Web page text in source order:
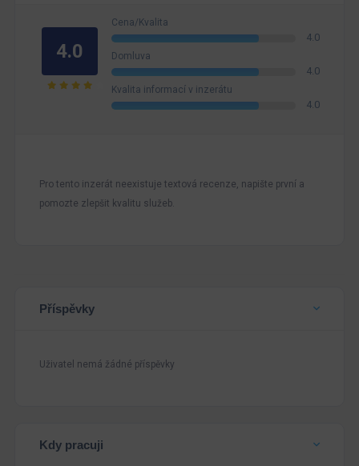
4.0
Cena/Kvalita
4.0
Domluva
4.0
Kvalita informací v inzerátu
4.0
Pro tento inzerát neexistuje textová recenze, napište první a
pomozte zlepšit kvalitu služeb.
Příspěvky
Uživatel nemá žádné příspěvky
Kdy pracuji